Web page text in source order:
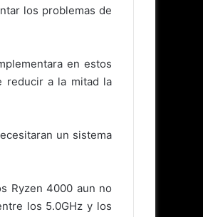
los problemas de
en estos
reducir a la mitad la
un sistema
Ryzen 4000 aun no
los 5.0GHz y los